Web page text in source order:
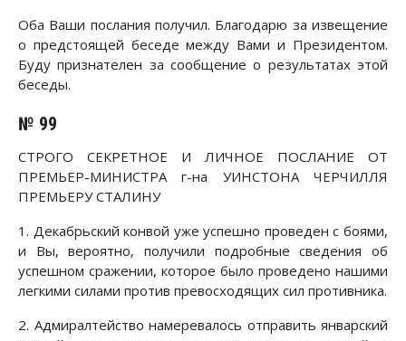
Оба Ваши послания получил. Благодарю за извещение
о предстоящей беседе между Вами и Президентом.
Буду признателен за сообщение о результатах этой
беседы.
№ 99
СТРОГО СЕКРЕТНОЕ И ЛИЧНОЕ ПОСЛАНИЕ ОТ
ПРЕМЬЕР-МИНИСТРА г-на УИНСТОНА ЧЕРЧИЛЛЯ
ПРЕМЬЕРУ СТАЛИНУ
1. Декабрьский конвой уже успешно проведен с боями,
и Вы, вероятно, получили подробные сведения об
успешном сражении, которое было проведено нашими
легкими силами против превосходящих сил противника.
2. Адмиралтейство намеревалось отправить январский